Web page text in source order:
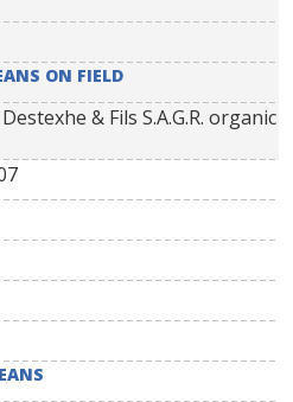
ON FIELD
& Fils S.A.G.R. organic